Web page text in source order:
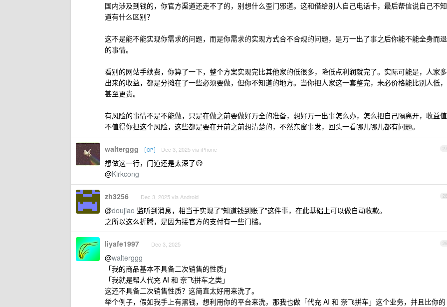
国内涉及到钱的，你官方渠道还走不了的，别想什么歪门邪道。这和借给别人自己电话卡，最后帮信说自己不知
道有什么区别？
这不是能不能实现你需求的问题，而是你需求的实现方式合不合规的问题，是万一出了事之后你能不能全身而退
的事情。
看别的网站手续费，你算了一下，整个方案实现完比其他家的低很多，降低点利润就完了。实际可能是，人家多
出来的收益，都是分摊在了一些必须要做，但你不知道的地方。当你把人家这一套整完，未必价格能比别人低，
甚至更贵。
有风险的事情不是不能做，只是在做之前要做好万全的准备，想好万一出事怎么办，怎么把自己隔离开，收益值
不值得你担这个风险，这些都是要在开前之前想清楚的，不然东窗事发，回头一看哪儿哪儿都有问题。
27
walterggg OP Dec 3, 2025 via iPhone
想做这一行，门道还是太深了😥
@Kirkcong
28
zh3256 Dec 3, 2025 via Android
@doujiao 监听到消息，相当于实现了"知道钱到账了"这件事，在此基础上可以做自动收款。
之所以这么折腾，是因为接官方的支付有一些门槛。
29
liyafe1997 Dec 3, 2025
@walterggg
「我的商品基本不具备二次销售的性质」
「我就是帮人代充 AI 和 奈飞拼车之类」
这还不具备二次销售性质？这简直太好用来洗了。
举个例子，假如我手上有黑钱，想利用你的平台来洗，那我也做「代充 AI 和 奈飞拼车」这个业务，并且比你的